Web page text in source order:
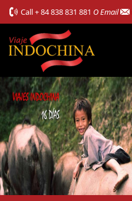
Call+ 84 838 831 881 O Email